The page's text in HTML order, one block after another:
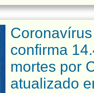
confirma
mortes por
atualizado